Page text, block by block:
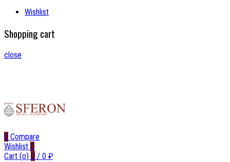
Wishlist
Shopping cart
close
0 Compare
Wishlist 0
Cart (o) 0 / 0 ₽